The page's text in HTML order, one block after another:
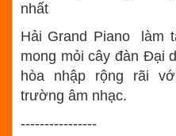
nhất
Hải Grand Piano làm
mong mỏi cây đàn Đại
hòa nhập rộng rãi
trường âm nhạc.
----------------